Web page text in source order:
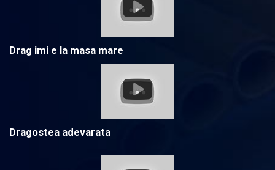
Drag imi e la masa mare
Dragostea adevarata